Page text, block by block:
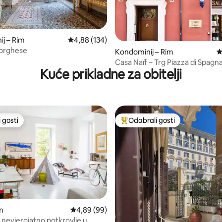
192
– Rim Prosječna ocjena: 4,88/5, recenzija: 134
4,88 (134)
Kondominij – Rim
Casa Naïf – Trg Piazza di
Kuće prikladne za obitelji
recenzija: 127
gosti
gosti
Prosječna ocjena: 4,89/5, recenzija: 99
4,89 (99)
Među najviše rangiranima s
Odabrali gosti